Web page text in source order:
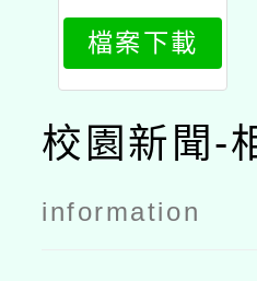
946_attach
1
檔案下載
校園新聞-
information